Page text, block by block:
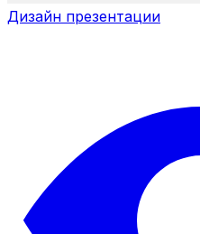
Дизайн презентации